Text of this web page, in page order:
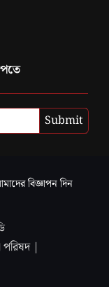
Submit
বিজ্ঞাপন দিন
পরিষদ |